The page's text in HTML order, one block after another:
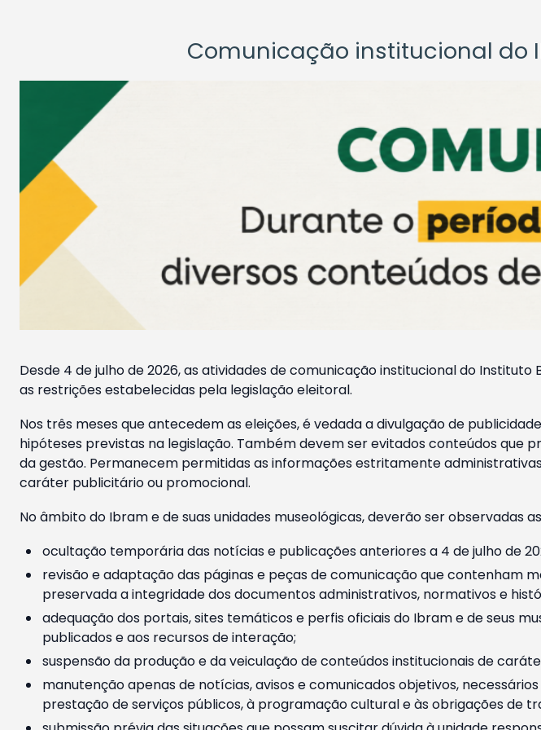
Comunicação institucional do
Desde 4 de julho de 2026, as atividades de comunicação institucional do
as restrições estabelecidas pela legislação eleitoral.
Nos três meses que antecedem as eleições, é vedada a divulgação de
hipóteses previstas na legislação. Também devem ser evitados conteúdos que
da gestão. Permanecem permitidas as informações estritamente
caráter publicitário ou promocional.
No âmbito do Ibram e de suas unidades museológicas, deverão ser observadas
ocultação temporária das notícias e publicações anteriores a 4 de julho de
revisão e adaptação das páginas e peças de comunicação que contenham
preservada a integridade dos documentos administrativos, normativos e
adequação dos portais, sites temáticos e perfis oficiais do Ibram e de seus
publicados e aos recursos de interação;
suspensão da produção e da veiculação de conteúdos institucionais de
manutenção apenas de notícias, avisos e comunicados objetivos,
prestação de serviços públicos, à programação cultural e às obrigações de